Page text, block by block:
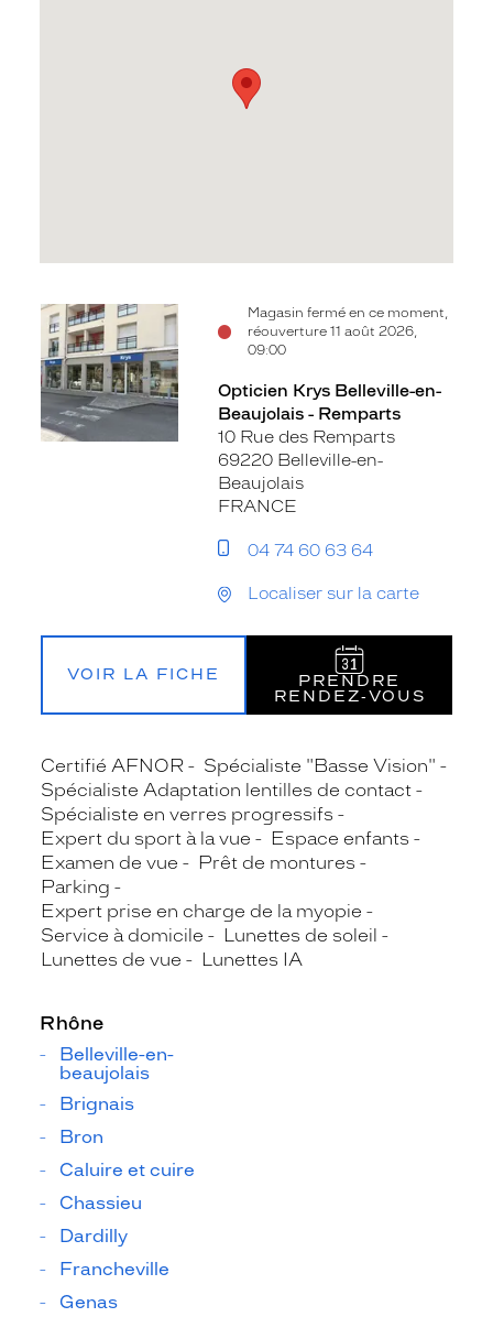
Magasin fermé en ce moment,
réouverture 11 août 2026,
09:00
Voir
la
fiche
Opticien Krys Belleville-en-
Beaujolais - Remparts
10 Rue des Remparts
69220 Belleville-en-
Beaujolais
FRANCE
04 74 60 63 64
Localiser sur la carte
VOIR LA FICHE
PRENDRE
RENDEZ‑VOUS
Certifié AFNOR
Spécialiste "Basse Vision"
Spécialiste Adaptation lentilles de contact
Spécialiste en verres progressifs
Expert du sport à la vue
Espace enfants
Examen de vue
Prêt de montures
Parking
Expert prise en charge de la myopie
Service à domicile
Lunettes de soleil
Lunettes de vue
Lunettes IA
Rhône
Belleville-en-
beaujolais
Brignais
Bron
Caluire et cuire
Chassieu
Dardilly
Francheville
Genas